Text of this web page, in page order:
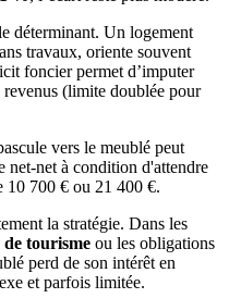
déterminant. Un logement
travaux, oriente souvent
foncier permet d’imputer
revenus (limite doublée pour
vers le meublé peut
net-net à condition d'attendre
10 700 € ou 21 400 €.
la stratégie. Dans les
de tourisme ou les obligations
perd de son intérêt en
et parfois limitée.